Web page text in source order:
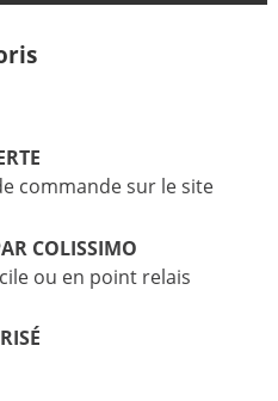
commande sur le site
COLISSIMO
ou en point relais